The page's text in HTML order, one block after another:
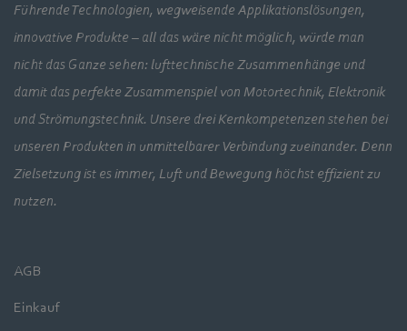
Führende Technologien, wegweisende Applikationslösungen,
innovative Produkte – all das wäre nicht möglich, würde man
nicht das Ganze sehen: lufttechnische Zusammenhänge und
damit das perfekte Zusammenspiel von Motortechnik, Elektronik
und Strömungstechnik. Unsere drei Kernkompetenzen stehen bei
unseren Produkten in unmittelbarer Verbindung zueinander. Denn
Zielsetzung ist es immer, Luft und Bewegung höchst effizient zu
nutzen.
AGB
Einkauf